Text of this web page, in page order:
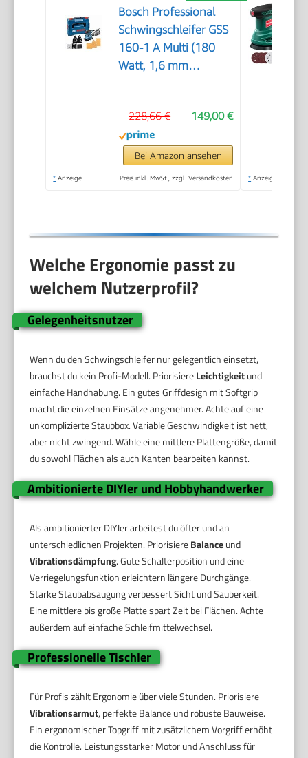
Bosch Professional
Schwingschleifer GSS
160-1 A Multi (180
Watt, 1,6 mm
06012A2300
149,00 €
228,66 €
Bei Amazon ansehen
* Anzeige Preis inkl. MwSt., zzgl. Versandkosten * Anzeige
Welche Ergonomie passt zu
welchem Nutzerprofil?
Gelegenheitsnutzer
Wenn du den Schwingschleifer nur gelegentlich einsetzt,
brauchst du kein Profi-Modell. PriorisiereLeichtigkeitund
einfache Handhabung. Ein gutes Griffdesign mit Softgrip
macht die einzelnen Einsätze angenehmer. Achte auf eine
unkomplizierte Staubbox. Variable Geschwindigkeit ist nett,
aber nicht zwingend. Wähle eine mittlere Plattengröße, damit
du sowohl Flächen als auch Kanten bearbeiten kannst.
Ambitionierte DIYler und Hobbyhandwerker
Als ambitionierter DIYler arbeitest du öfter und an
unterschiedlichen Projekten. PriorisiereBalanceund
Vibrationsdämpfung. Gute Schalterposition und eine
Verriegelungsfunktion erleichtern längere Durchgänge.
Starke Staubabsaugung verbessert Sicht und Sauberkeit.
Eine mittlere bis große Platte spart Zeit bei Flächen. Achte
außerdem auf einfache Schleifmittelwechsel.
Professionelle Tischler
Für Profis zählt Ergonomie über viele Stunden. Priorisiere
Vibrationsarmut, perfekte Balance und robuste Bauweise.
Ein ergonomischer Topgriff mit zusätzlichem Vorgriff erhöht
die Kontrolle. Leistungsstarker Motor und Anschluss für